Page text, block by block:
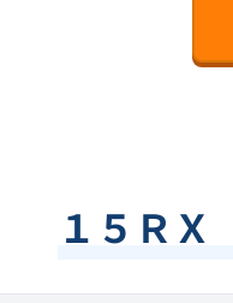
１５ＲＸ